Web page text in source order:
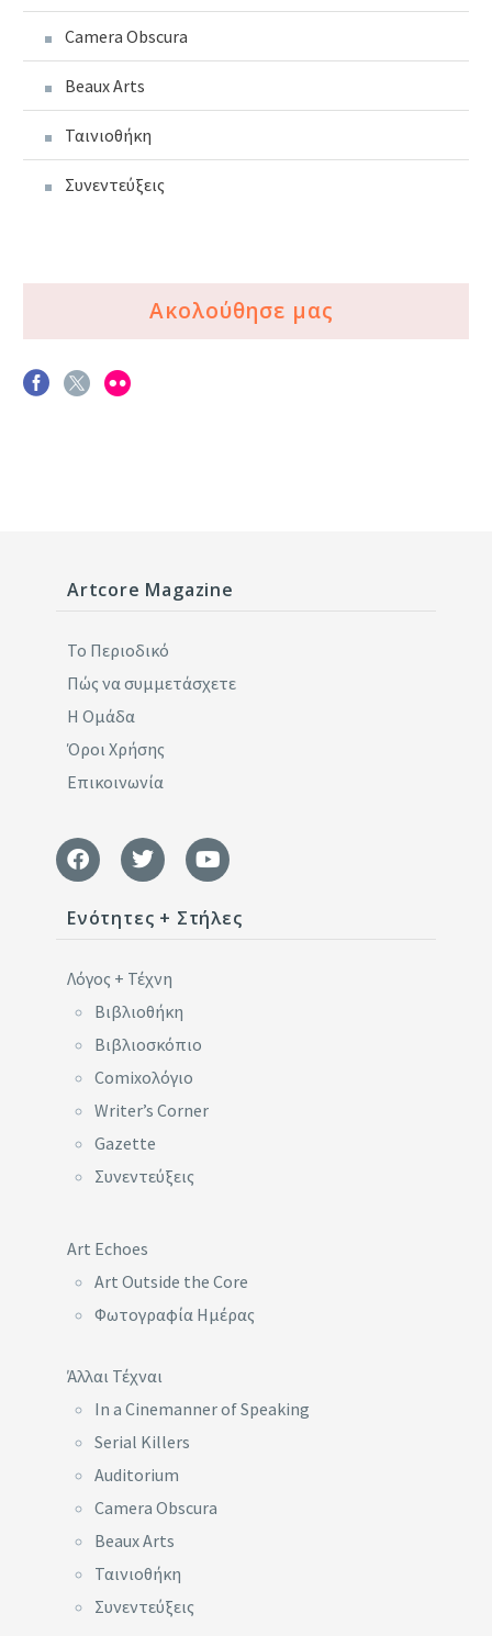
Camera Obscura
Beaux Arts
Ταινιοθήκη
Συνεντεύξεις
Ακολούθησε μας
Artcore Magazine
Το Περιοδικό
Πώς να συμμετάσχετε
Η Ομάδα
Όροι Χρήσης
Επικοινωνία
Ενότητες + Στήλες
Λόγος + Τέχνη
Βιβλιοθήκη
Βιβλιοσκόπιο
Comixoλόγιο
Writer’s Corner
Gazette
Συνεντεύξεις
Art Echoes
Art Outside the Core
Φωτογραφία Ημέρας
Άλλαι Τέχναι
In a Cinemanner of Speaking
Serial Killers
Auditorium
Camera Obscura
Beaux Arts
Ταινιοθήκη
Συνεντεύξεις